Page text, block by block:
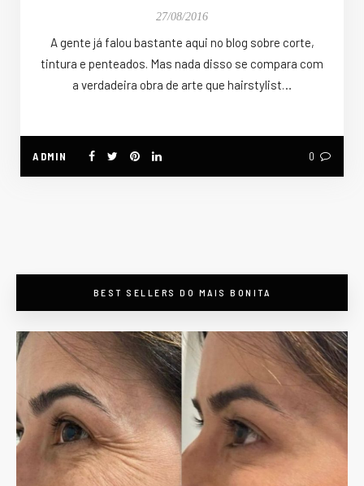
27/08/2016
A gente já falou bastante aqui no blog sobre corte,
tintura e penteados. Mas nada disso se compara com
a verdadeira obra de arte que hairstylist…
ADMIN 0
BEST SELLERS DO MAIS BONITA